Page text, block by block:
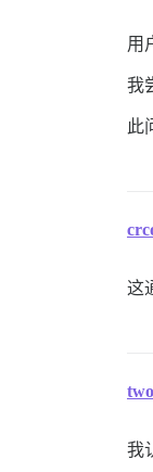
用
我
此
这
我